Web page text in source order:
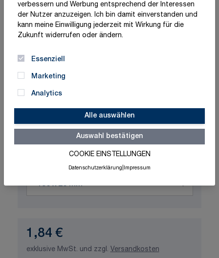
verbessern und Werbung entsprechend der Interessen
der Nutzer anzuzeigen. Ich bin damit einverstanden und
kann meine Einwilligung jederzeit mit Wirkung für die
Zukunft widerrufen oder ändern.
Essenziell
Marketing
Analytics
Alle auswählen
Auswahl bestätigen
COOKIE EINSTELLUNGEN
Datenschutzerklärung Impressum
Schnelle Lieferung
Made in Germany
ISO-zertifizierte Qualität
Produktvariation wählen
1,84 €
exklusive MwSt. und zzgl. Versandkosten